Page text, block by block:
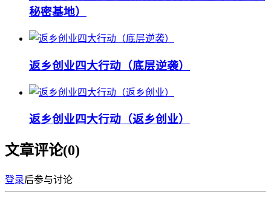
秘密基地）
返乡创业四大行动（底层逆袭）
返乡创业四大行动（返乡创业）
文章评论(0)
登录后参与讨论